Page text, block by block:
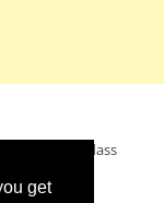
get
dürfen, dass
den